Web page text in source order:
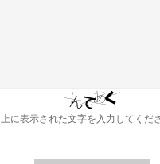
上に表示された文字を入力してくだ